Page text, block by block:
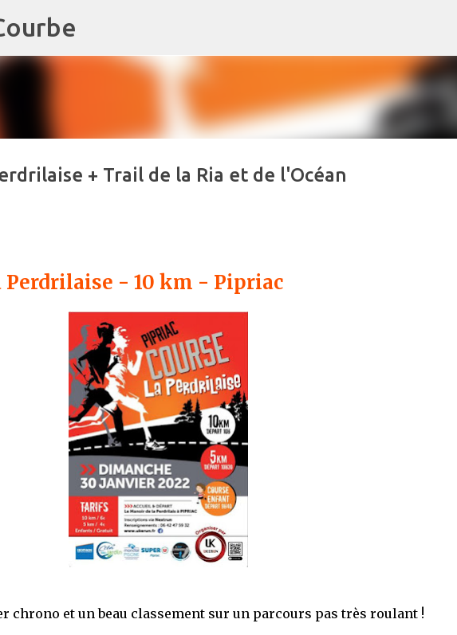
+ Trail de la Ria et de l'Océan
Perdrilaise - 10 km - Pipriac
chrono et un beau classement sur un parcours pas très roulant !